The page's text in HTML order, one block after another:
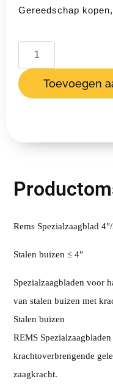
Gereedschap kopen,
Toevoegen
Rems Spezialzaagblad
Stalen buizen ≤ 4″
Spezialzaagbladen voor
van stalen buizen met
Stalen buizen
REMS
krachtoverbrengende
zaagkracht.